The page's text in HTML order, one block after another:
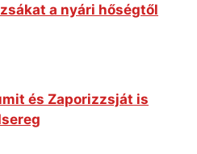
a nyári hőségtől
és Zaporizzsját is